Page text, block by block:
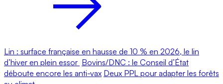
Lin : surface française en hausse de 10 % en 2026, le lin
d’hiver en plein essor Bovins/DNC : le Conseil d’État
déboute encore les anti-vax Deux PPL pour adapter les forêts